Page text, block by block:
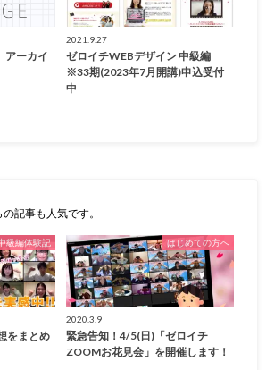
アーカイ
2021.9.27
ゼロイチWEBデザイン 中級編
※33期(2023年7月開講)申込受付
中
の記事も人気です。
級編体験記
をまとめ
はじめての方へ
2020.3.9
緊急告知！4/5(日)「ゼロイチ
ZOOMお花見会」を開催します！